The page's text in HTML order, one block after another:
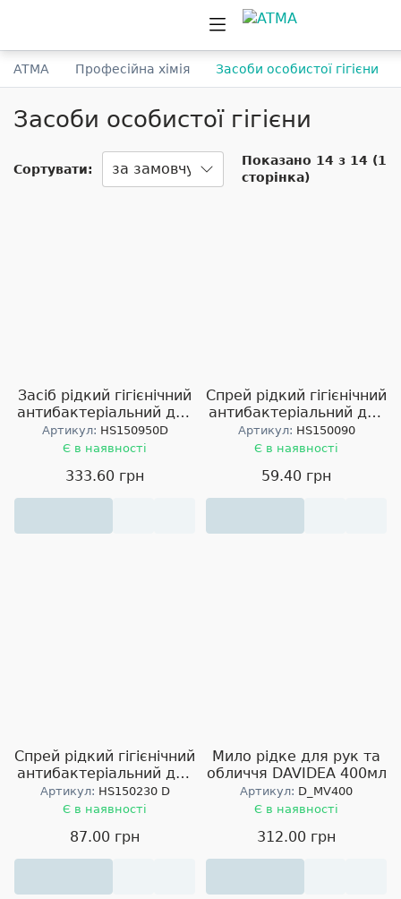
ATMA Професійна хімія Засоби особистої гігієни
Засоби особистої гігієни
Сортувати:
Показано 14 з 14 (1
сторінка)
Засіб рідкий гігієнічний
антибактеріальний для
шкіри рук та тіла
SEPTOR 950мл
Артикул: HS150950D
Є в наявності
333.60 грн
Спрей рідкий гігієнічний
антибактеріальний для
шкіри рук та тіла
SEPTOR 90мл з
Артикул: HS150090
Є в наявності
59.40 грн
Спрей рідкий гігієнічний
антибактеріальний для
шкіри рук та тіла
SEPTOR 230мл з
Артикул: HS150230 D
Є в наявності
87.00 грн
Мило рідке для рук та
обличчя DAVIDEA 400мл
Артикул: D_MV400
Є в наявності
312.00 грн